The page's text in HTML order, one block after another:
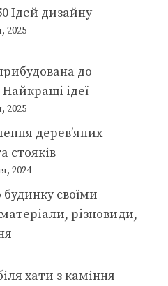
Ідей дизайну
2025
до
ідеї
2025
дерев’яних
стояків
2024
своїми
різновиди,
хати з каміння